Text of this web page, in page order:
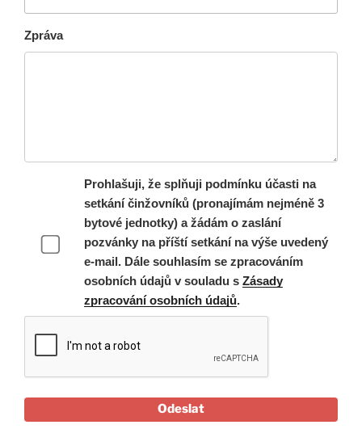
Zpráva
Prohlašuji, že splňuji podmínku účasti na
setkání činžovníků (pronajímám nejméně 3
bytové jednotky) a žádám o zaslání
pozvánky na příští setkání na výše uvedený
e-mail. Dále souhlasím se zpracováním
osobních údajů v souladu sZásady
zpracování osobních údajů.
Odeslat